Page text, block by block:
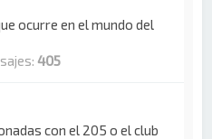
ocurre en el mundo del
405
con el 205 o el club